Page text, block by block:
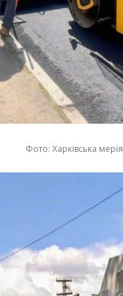
Фото: Харківська мерія